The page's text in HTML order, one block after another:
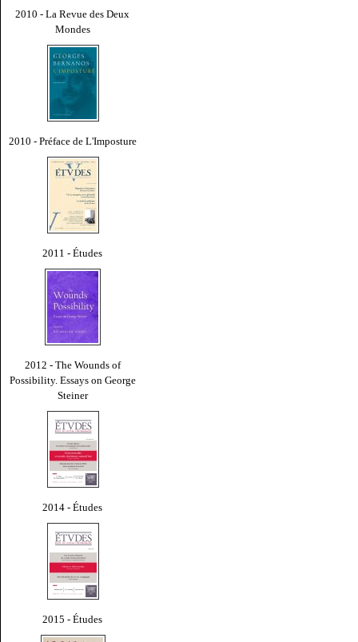
2010 - La Revue des Deux
Mondes
2010 - Préface de L'Imposture
2011 - Études
2012 - The Wounds of
Possibility. Essays on George
Steiner
2014 - Études
2015 - Études